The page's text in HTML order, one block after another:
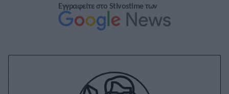
Εγγραφείτε στο Stivostime των